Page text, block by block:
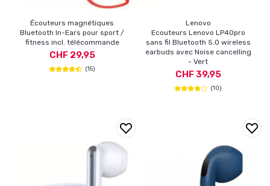
Écouteurs magnétiques
Bluetooth In-Ears pour sport /
fitness incl. télécommande
CHF 29,95
(15)
Lenovo
Ecouteurs Lenovo LP40pro
sans fil Bluetooth 5.0 wireless
earbuds avec Noise cancelling
- Vert
CHF 39,95
(10)